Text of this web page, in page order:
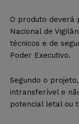
O produto deverá
Nacional de
técnicos e de
Poder Executivo.
Segundo o
intransferível e
potencial letal ou